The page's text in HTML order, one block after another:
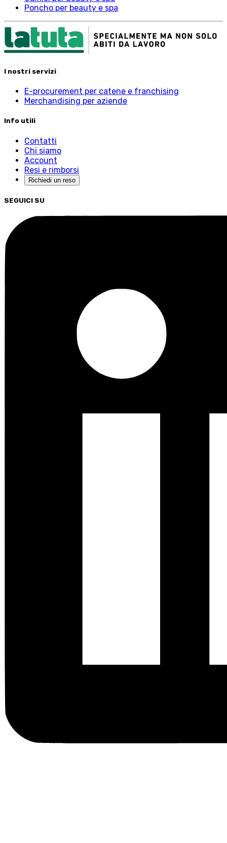
Poncho per beauty e spa
I nostri servizi
E-procurement per catene e franchising
Merchandising per aziende
Info utili
Contatti
Chi siamo
Account
Resi e rimborsi
Richiedi un reso
SEGUICI SU